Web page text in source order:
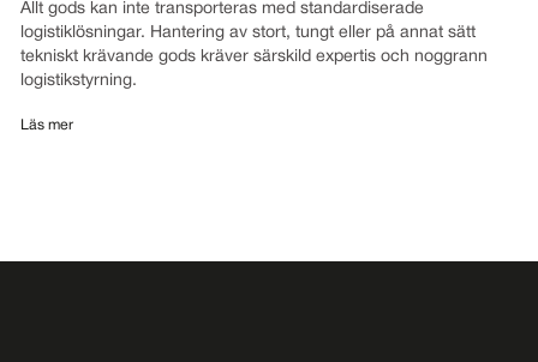
Allt gods kan inte transporteras med standardiserade
logistiklösningar. Hantering av stort, tungt eller på annat sätt
tekniskt krävande gods kräver särskild expertis och noggrann
logistikstyrning.
Läs mer